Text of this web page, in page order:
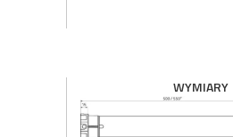
WYMIARY